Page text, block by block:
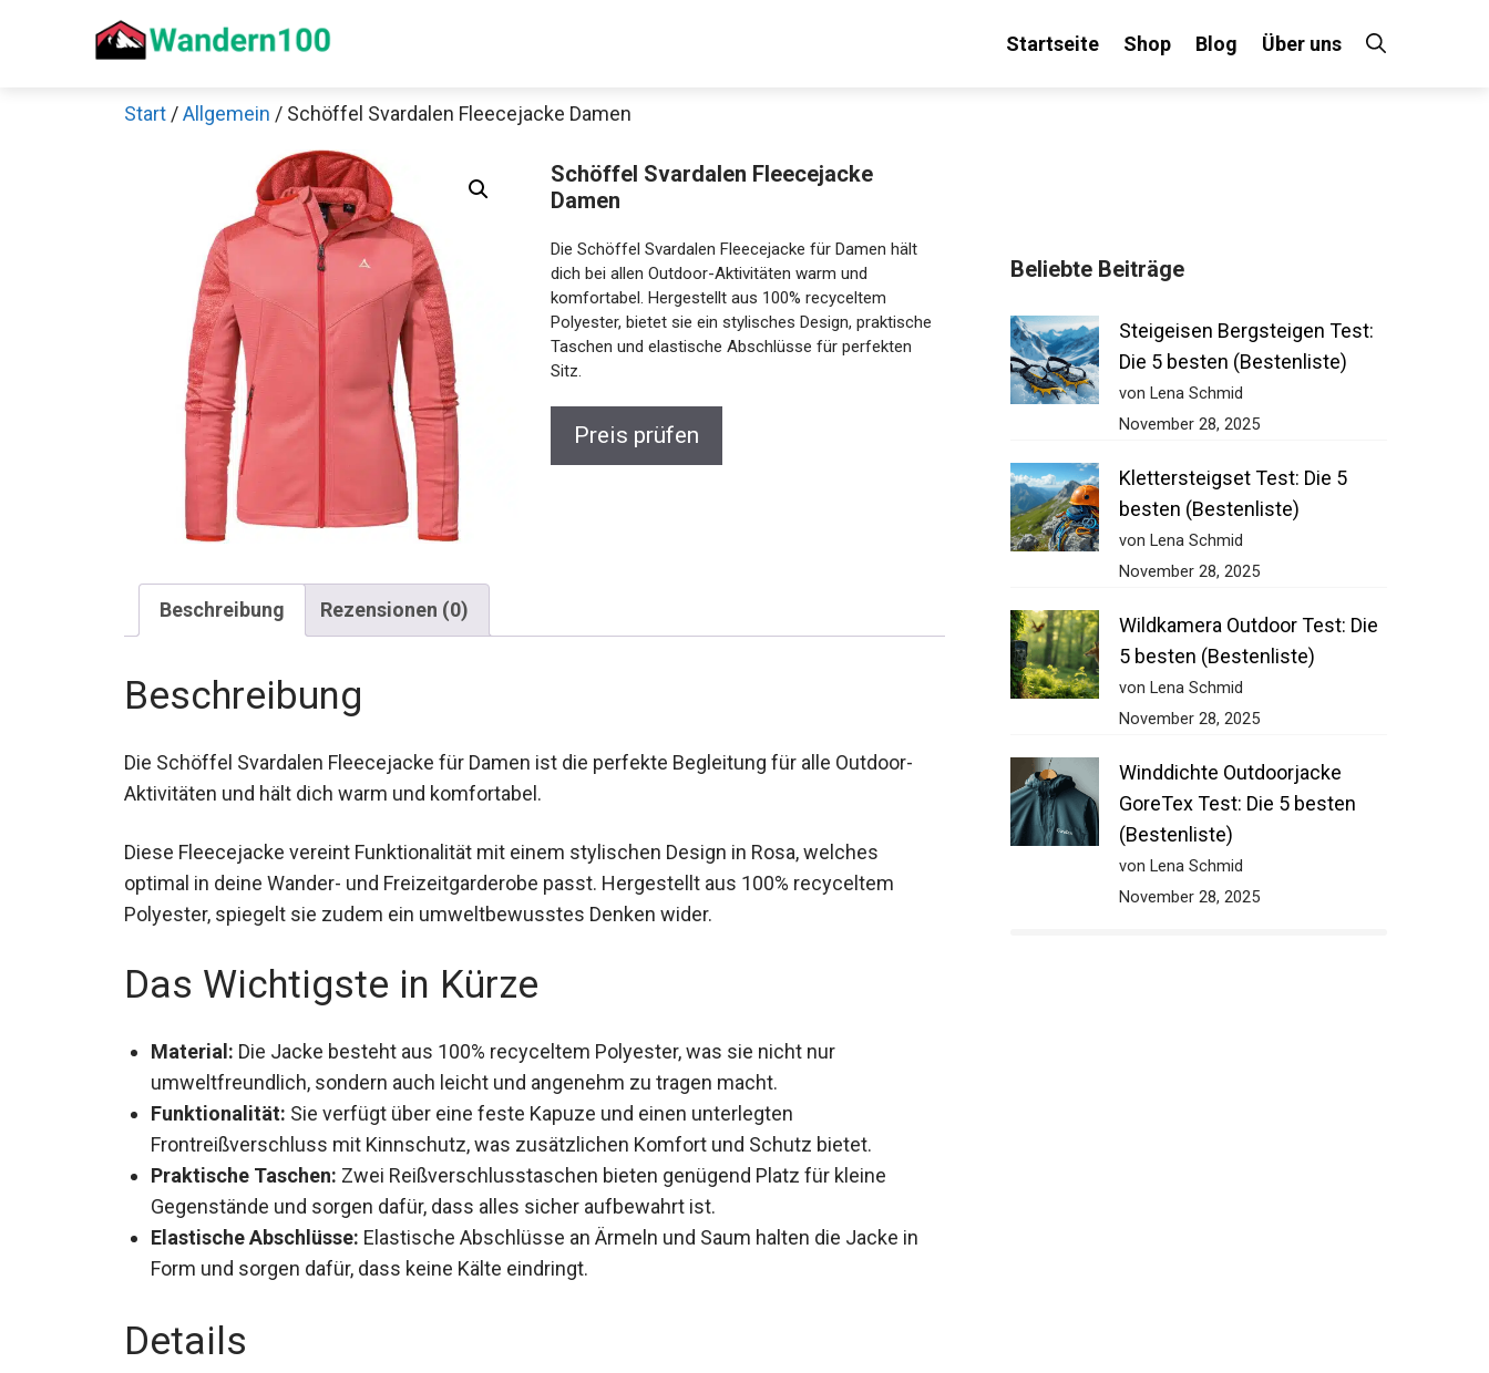
Startseite Shop Blog Über uns
Start /Allgemein / Schöffel Svardalen Fleecejacke Damen
Schöffel Svardalen Fleecejacke
Damen
Die Schöffel Svardalen Fleecejacke für Damen hält
dich bei allen Outdoor-Aktivitäten warm und
komfortabel. Hergestellt aus 100% recyceltem
Polyester, bietet sie ein stylisches Design, praktische
Taschen und elastische Abschlüsse für perfekten
Sitz.
Preis prüfen
Beschreibung Rezensionen (0)
Beschreibung
Die Schöffel Svardalen Fleecejacke für Damen ist die perfekte Begleitung für alle Outdoor-
Aktivitäten und hält dich warm und komfortabel.
Diese Fleecejacke vereint Funktionalität mit einem stylischen Design in Rosa, welches
optimal in deine Wander- und Freizeitgarderobe passt. Hergestellt aus 100% recyceltem
Polyester, spiegelt sie zudem ein umweltbewusstes Denken wider.
Das Wichtigste in Kürze
Material: Die Jacke besteht aus 100% recyceltem Polyester, was sie nicht nur
umweltfreundlich, sondern auch leicht und angenehm zu tragen macht.
Funktionalität: Sie verfügt über eine feste Kapuze und einen unterlegten
Frontreißverschluss mit Kinnschutz, was zusätzlichen Komfort und Schutz bietet.
Praktische Taschen: Zwei Reißverschlusstaschen bieten genügend Platz für kleine
Gegenstände und sorgen dafür, dass alles sicher aufbewahrt ist.
Elastische Abschlüsse: Elastische Abschlüsse an Ärmeln und Saum halten die Jacke in
Form und sorgen dafür, dass keine Kälte eindringt.
Details
Beliebte Beiträge
Steigeisen Bergsteigen Test:
Die 5 besten (Bestenliste)
von Lena Schmid
November 28, 2025
Klettersteigset Test: Die 5
besten (Bestenliste)
von Lena Schmid
November 28, 2025
Wildkamera Outdoor Test: Die
5 besten (Bestenliste)
von Lena Schmid
November 28, 2025
Winddichte Outdoorjacke
GoreTex Test: Die 5 besten
(Bestenliste)
von Lena Schmid
November 28, 2025
Jetzt anschauen